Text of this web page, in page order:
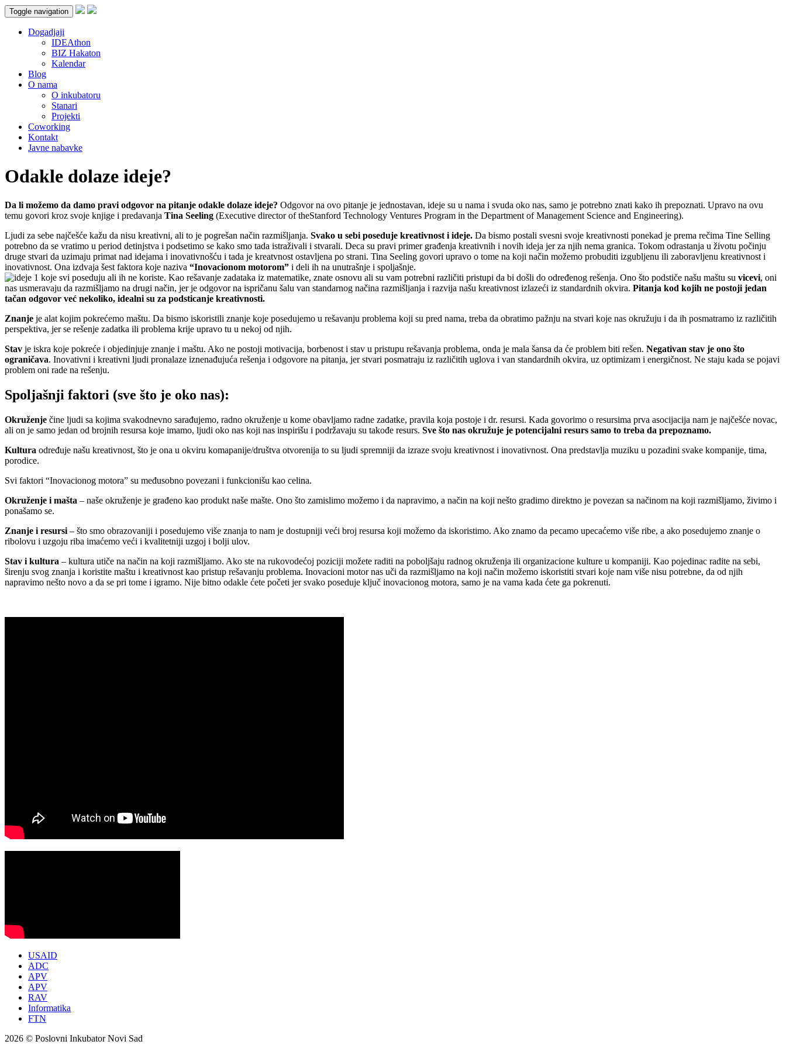
Toggle navigation
Dogadjaji
IDEAthon
BIZ Hakaton
Kalendar
Blog
O nama
O inkubatoru
Stanari
Projekti
Coworking
Kontakt
Javne nabavke
Odakle dolaze ideje?
Da li možemo da damo pravi odgovor na pitanje odakle dolaze ideje? Odgovor na ovo pitanje je jednostavan, ideje su u nama i svuda oko nas, samo je potrebno znati kako ih prepoznati. Upravo na ovu
temu govori kroz svoje knjige i predavanja Tina Seeling (Executive director of theStanford Technology Ventures Program in the Department of Management Science and Engineering).
Ljudi za sebe najčešće kažu da nisu kreativni, ali to je pogrešan način razmišljanja. Svako u sebi poseduje kreativnost i ideje. Da bismo postali svesni svoje kreativnosti ponekad je prema rečima Tine Selling
potrebno da se vratimo u period detinjstva i podsetimo se kako smo tada istraživali i stvarali. Deca su pravi primer građenja kreativnih i novih ideja jer za njih nema granica. Tokom odrastanja u životu počinju
druge stvari da uzimaju primat nad idejama i inovativnošću i tada je kreatvnost ostavljena po strani. Tina Seeling govori upravo o tome na koji način možemo probuditi izgubljenu ili zaboravljenu kreativnost i
inovativnost. Ona izdvaja šest faktora koje naziva “Inovacionom motorom” i deli ih na unutrašnje i spoljašnje.
koje svi poseduju ali ih ne koriste. Kao rešavanje zadataka iz matematike, znate osnovu ali su vam potrebni različiti pristupi da bi došli do određenog rešenja. Ono što podstiče našu maštu su vicevi, oni
nas usmeravaju da razmišljamo na drugi način, jer je odgovor na ispričanu šalu van standarnog načina razmišljanja i razvija našu kreativnost izlazeći iz standardnih okvira. Pitanja kod kojih ne postoji jedan
tačan odgovor već nekoliko, idealni su za podsticanje kreativnosti.
Znanje je alat kojim pokrećemo maštu. Da bismo iskoristili znanje koje posedujemo u rešavanju problema koji su pred nama, treba da obratimo pažnju na stvari koje nas okružuju i da ih posmatramo iz različitih
perspektiva, jer se rešenje zadatka ili problema krije upravo tu u nekoj od njih.
Stav je iskra koje pokreće i objedinjuje znanje i maštu. Ako ne postoji motivacija, borbenost i stav u pristupu rešavanja problema, onda je mala šansa da će problem biti rešen. Negativan stav je ono što
ograničava. Inovativni i kreativni ljudi pronalaze iznenađujuća rešenja i odgovore na pitanja, jer stvari posmatraju iz različitih uglova i van standardnih okvira, uz optimizam i energičnost. Ne staju kada se pojavi
problem oni rade na rešenju.
Spoljašnji faktori (sve što je oko nas):
Okruženje čine ljudi sa kojima svakodnevno sarađujemo, radno okruženje u kome obavljamo radne zadatke, pravila koja postoje i dr. resursi. Kada govorimo o resursima prva asocijacija nam je najčešće novac,
ali on je samo jedan od brojnih resursa koje imamo, ljudi oko nas koji nas inspirišu i podržavaju su takođe resurs. Sve što nas okružuje je potencijalni resurs samo to treba da prepoznamo.
Kultura određuje našu kreativnost, što je ona u okviru komapanije/društva otvorenija to su ljudi spremniji da izraze svoju kreativnost i inovativnost. Ona predstavlja muziku u pozadini svake kompanije, tima,
porodice.
Svi faktori “Inovacionog motora” su međusobno povezani i funkcionišu kao celina.
Okruženje i mašta – naše okruženje je građeno kao produkt naše mašte. Ono što zamislimo možemo i da napravimo, a način na koji nešto gradimo direktno je povezan sa načinom na koji razmišljamo, živimo i
ponašamo se.
Znanje i resursi – što smo obrazovaniji i posedujemo više znanja to nam je dostupniji veći broj resursa koji možemo da iskoristimo. Ako znamo da pecamo upecaćemo više ribe, a ako posedujemo znanje o
ribolovu i uzgoju riba imaćemo veći i kvalitetniji uzgoj i bolji ulov.
Stav i kultura – kultura utiče na način na koji razmišljamo. Ako ste na rukovodećoj poziciji možete raditi na poboljšaju radnog okruženja ili organizacione kulture u kompaniji. Kao pojedinac radite na sebi,
širenju svog znanja i koristite maštu i kreativnost kao pristup rešavanju problema. Inovacioni motor nas uči da razmišljamo na koji način možemo iskoristiti stvari koje nam više nisu potrebne, da od njih
napravimo nešto novo a da se pri tome i igramo. Nije bitno odakle ćete početi jer svako poseduje ključ inovacionog motora, samo je na vama kada ćete ga pokrenuti.
USAID
ADC
APV
APV
RAV
Informatika
FTN
2026 © Poslovni Inkubator Novi Sad